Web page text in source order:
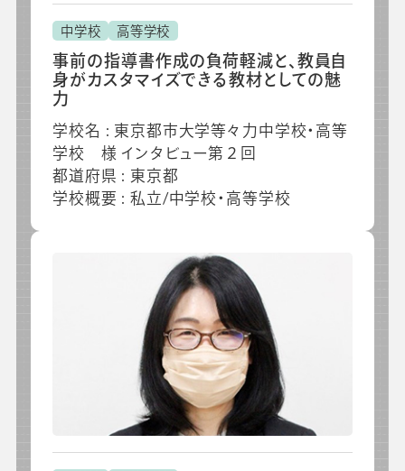
中学校 高等学校
事前の指導書作成の負荷軽減と、教員自
身がカスタマイズできる教材としての魅
力
学校名 : 東京都市大学等々力中学校・高等
学校 様 インタビュー第２回
都道府県 : 東京都
学校概要 : 私立/中学校・高等学校